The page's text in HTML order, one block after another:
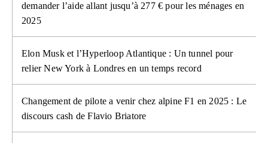
demander l’aide allant jusqu’à 277 € pour les ménages en
2025
Elon Musk et l’Hyperloop Atlantique : Un tunnel pour
relier New York à Londres en un temps record
Changement de pilote a venir chez alpine F1 en 2025 : Le
discours cash de Flavio Briatore